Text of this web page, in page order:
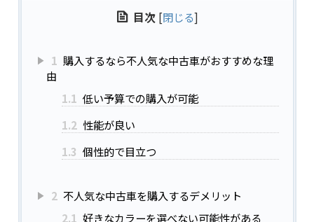
目次 [閉じる]
1 購入するなら不人気な中古車がおすすめな理
由
1.1 低い予算での購入が可能
1.2 性能が良い
1.3 個性的で目立つ
2 不人気な中古車を購入するデメリット
2.1 好きなカラーを選べない可能性がある